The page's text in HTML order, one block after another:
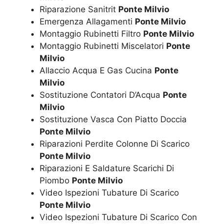
Riparazione Sanitrit Ponte Milvio
Emergenza Allagamenti Ponte Milvio
Montaggio Rubinetti Filtro Ponte Milvio
Montaggio Rubinetti Miscelatori Ponte
Milvio
Allaccio Acqua E Gas Cucina Ponte
Milvio
Sostituzione Contatori D’Acqua Ponte
Milvio
Sostituzione Vasca Con Piatto Doccia
Ponte Milvio
Riparazioni Perdite Colonne Di Scarico
Ponte Milvio
Riparazioni E Saldature Scarichi Di
Piombo Ponte Milvio
Video Ispezioni Tubature Di Scarico
Ponte Milvio
Video Ispezioni Tubature Di Scarico Con